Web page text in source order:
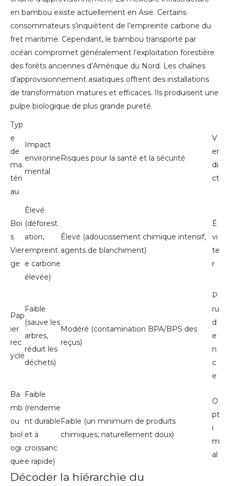
en bambou existe actuellement en Asie. Certains
consommateurs s’inquiètent de l’empreinte carbone du
fret maritime. Cependant, le bambou transporté par
océan compromet généralement l’exploitation forestière
des forêts anciennes d’Amérique du Nord. Les chaînes
d’approvisionnement asiatiques offrent des installations
de transformation matures et efficaces. Ils produisent une
pulpe biologique de plus grande pureté.
Typ
e
de
ma
téri
au
Impact
environne
mental
Risques pour la santé et la sécurité
V
er
di
ct
Boi
s
Vier
ge
Élevé
(déforest
ation,
empreint
e carbone
élevée)
Élevé (adoucissement chimique intensif,
agents de blanchiment)
É
vi
te
r
Pap
ier
rec
yclé
Faible
(sauve les
arbres,
réduit les
déchets)
Modéré (contamination BPA/BPS des
reçus)
P
ru
d
e
n
c
e
Ba
mb
ou
biol
ogi
que
Faible
(rendeme
nt durable
et à
croissanc
e rapide)
Faible (un minimum de produits
chimiques, naturellement doux)
O
pt
i
m
al
Décoder la hiérarchie du